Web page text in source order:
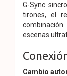
G-Sync
tirones, el
escenas
Cambio